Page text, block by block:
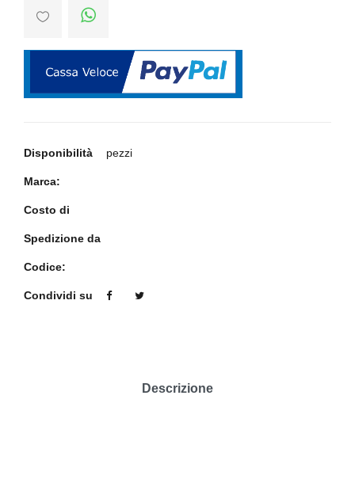
Disponibilità pezzi
Marca:
Costo di
Spedizione da
Codice:
Condividi su
Descrizione